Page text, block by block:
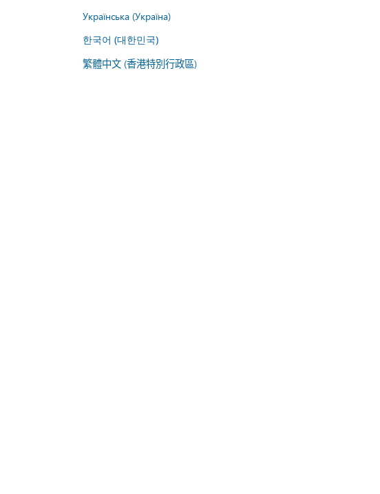
Українська (Україна)
한국어 (대한민국)
繁體中文 (香港特別行政區)